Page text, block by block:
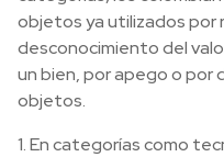
objetos ya utilizados por
desconocimiento del
un bien, por apego o por
objetos.
1. En categorías como